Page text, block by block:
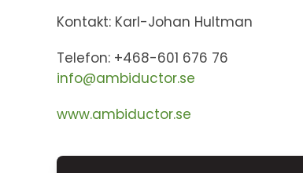
Kontakt: Karl-Johan Hultman
Telefon: +468-601 676 76
info@ambiductor.se
www.ambiductor.se